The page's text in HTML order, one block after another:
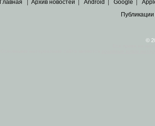
Главная Архив новостей Android Google
©